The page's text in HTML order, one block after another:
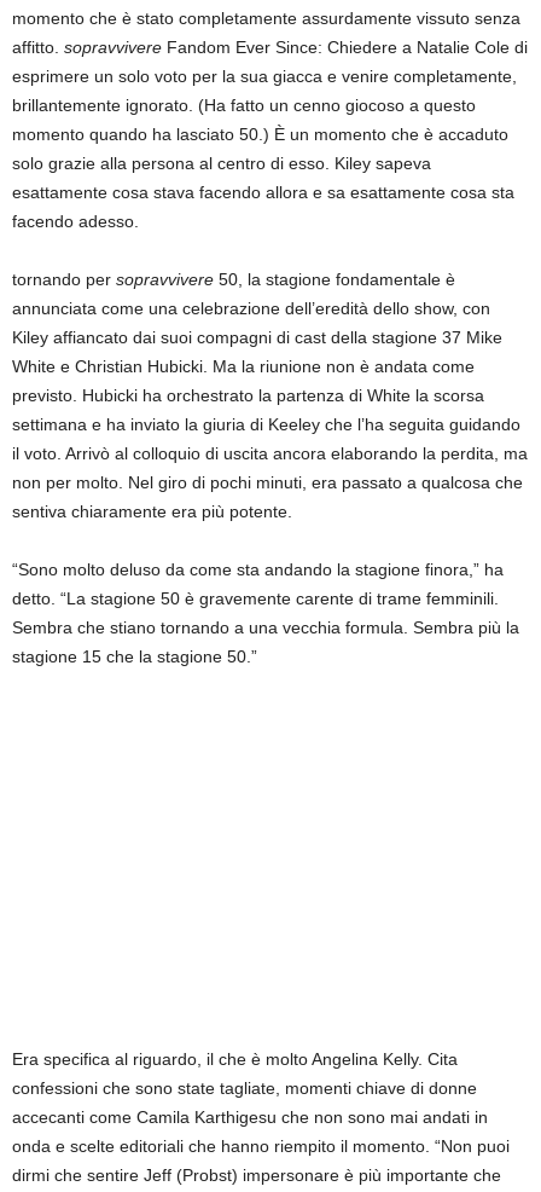
momento che è stato completamente assurdamente vissuto senza
affitto. sopravvivere Fandom Ever Since: Chiedere a Natalie Cole di
esprimere un solo voto per la sua giacca e venire completamente,
brillantemente ignorato. (Ha fatto un cenno giocoso a questo
momento quando ha lasciato 50.) È un momento che è accaduto
solo grazie alla persona al centro di esso. Kiley sapeva
esattamente cosa stava facendo allora e sa esattamente cosa sta
facendo adesso.
tornando per sopravvivere 50, la stagione fondamentale è
annunciata come una celebrazione dell’eredità dello show, con
Kiley affiancato dai suoi compagni di cast della stagione 37 Mike
White e Christian Hubicki. Ma la riunione non è andata come
previsto. Hubicki ha orchestrato la partenza di White la scorsa
settimana e ha inviato la giuria di Keeley che l’ha seguita guidando
il voto. Arrivò al colloquio di uscita ancora elaborando la perdita, ma
non per molto. Nel giro di pochi minuti, era passato a qualcosa che
sentiva chiaramente era più potente.
“Sono molto deluso da come sta andando la stagione finora,” ha
detto. “La stagione 50 è gravemente carente di trame femminili.
Sembra che stiano tornando a una vecchia formula. Sembra più la
stagione 15 che la stagione 50.”
Era specifica al riguardo, il che è molto Angelina Kelly. Cita
confessioni che sono state tagliate, momenti chiave di donne
accecanti come Camila Karthigesu che non sono mai andati in
onda e scelte editoriali che hanno riempito il momento. “Non puoi
dirmi che sentire Jeff (Probst) impersonare è più importante che